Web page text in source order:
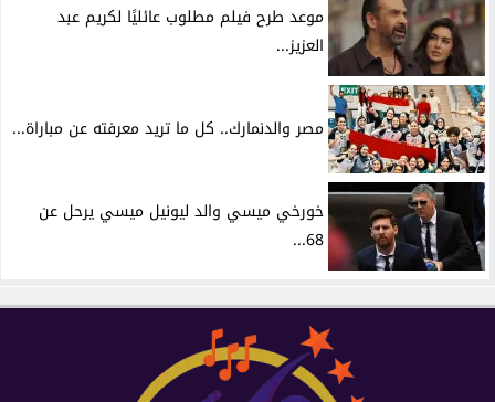
موعد طرح فيلم مطلوب عائليًا لكريم عبد
العزيز...
مصر والدنمارك.. كل ما تريد معرفته عن مباراة...
خورخي ميسي والد ليونيل ميسي يرحل عن
68...